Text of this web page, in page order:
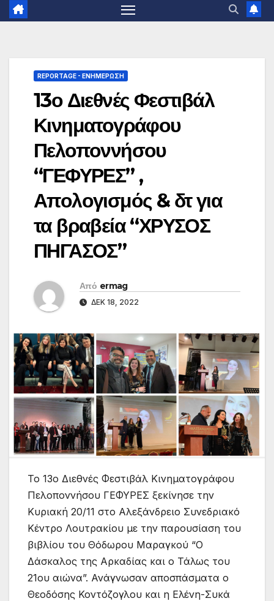
REPORTAGE - EΝΗΜΈΡΩΣΗ
13ο Διεθνές Φεστιβάλ
Κινηματογράφου
Πελοποννήσου
“ΓΕΦΥΡΕΣ” ,
Απολογισμός & δτ για
τα βραβεία “ΧΡΥΣΟΣ
ΠΗΓΑΣΟΣ”
Από ermag
ΔΕΚ 18, 2022
Το 13ο Διεθνές Φεστιβάλ Κινηματογράφου
Πελοποννήσου ΓΕΦΥΡΕΣ ξεκίνησε την
Κυριακή 20/11 στο Αλεξάνδρειο Συνεδριακό
Κέντρο Λουτρακίου με την παρουσίαση του
βιβλίου του Θόδωρου Μαραγκού “Ο
Δάσκαλος της Αρκαδίας και ο Τάλως του
21ου αιώνα”. Ανάγνωσαν αποσπάσματα ο
Θεοδόσης Κοντόζογλου και η Ελένη-Συκά